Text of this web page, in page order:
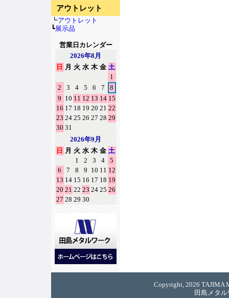
アウトレット
┗アウトレット
┗展示品
営業日カレンダー
2026年8月
日 月 火 水 木 金 土
1
2
3 4 5 6 7
8
9 10 11 12 13 14 15
16 17 18 19 20 21 22
23 24 25 26 27 28 29
30 31
2026年9月
日 月 火 水 木 金 土
1
2 3 4
5
6
7 8 9 10 11 12
13 14 15 16 17 18 19
20 21 22 23 24 25 26
27 28 29 30
Copyright, 2026 TAJIMA
田島メタ